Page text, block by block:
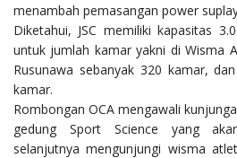
menambah pemasangan power
Diketahui, JSC memiliki kapasitas
untuk jumlah kamar yakni di Wisma
Rusunawa sebanyak 320 kamar,
kamar.
Rombongan OCA mengawali
gedung Sport Science yang
selanjutnya mengunjungi wisma